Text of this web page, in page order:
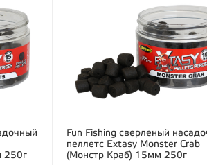
250г
Fun Fishing сверленый
пеллетс Extasy Monster Crab
(Монстр Краб) 15мм 250г